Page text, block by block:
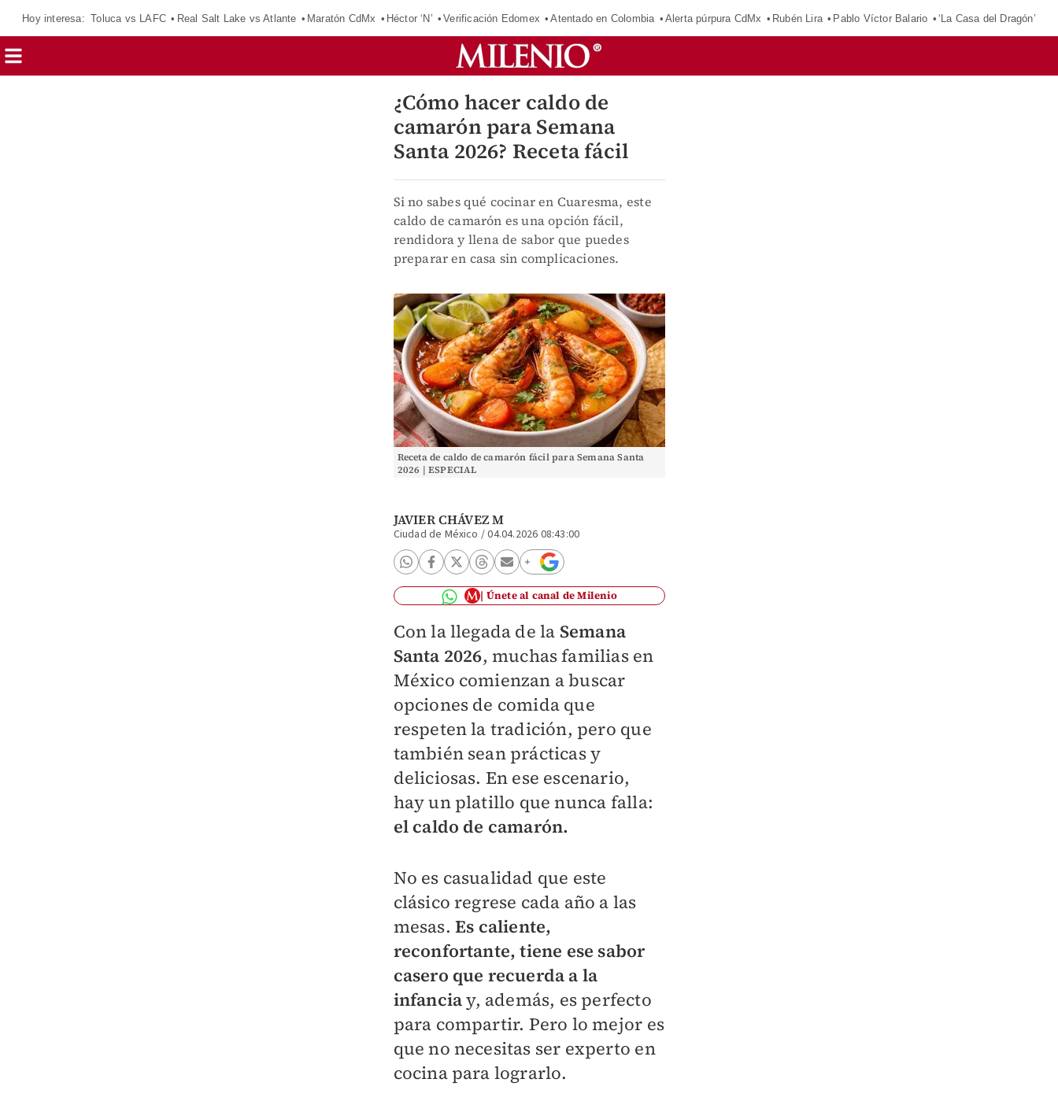
Hoy interesa: Toluca vs LAFC Real Salt Lake vs Atlante Maratón CdMx Héctor ‘N’ Verificación Edomex Atentado en Colombia Alerta púrpura CdMx Rubén Lira Pablo Víctor Balario ‘La Casa del Dragón’
¿Cómo hacer caldo de
camarón para Semana
Santa 2026? Receta fácil
Si no sabes qué cocinar en Cuaresma, este
caldo de camarón es una opción fácil,
rendidora y llena de sabor que puedes
preparar en casa sin complicaciones.
Receta de caldo de camarón fácil para Semana Santa
2026 | ESPECIAL
JAVIER CHÁVEZ M
Ciudad de México /04.04.2026 08:43:00
Únete al canal de Milenio
Con la llegada de la Semana
Santa 2026, muchas familias en
México comienzan a buscar
opciones de comida que
respeten la tradición, pero que
también sean prácticas y
deliciosas. En ese escenario,
hay un platillo que nunca falla:
el caldo de camarón.
No es casualidad que este
clásico regrese cada año a las
mesas. Es caliente,
reconfortante, tiene ese sabor
casero que recuerda a la
infanciay, además, es perfecto
para compartir. Pero lo mejor es
que no necesitas ser experto en
cocina para lograrlo.